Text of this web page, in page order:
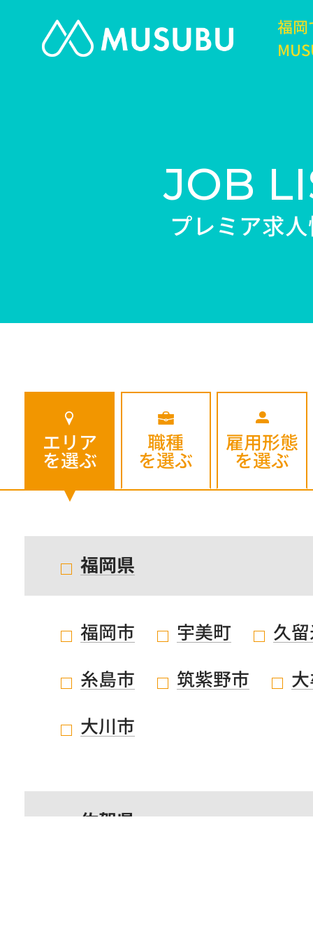
福岡
JOB
プレミア求
エリア
を選ぶ
職種
を選ぶ
雇用形態
を選ぶ
福岡県
福岡市 宇美町
久
糸島市
筑紫野市
大川市
佐賀県